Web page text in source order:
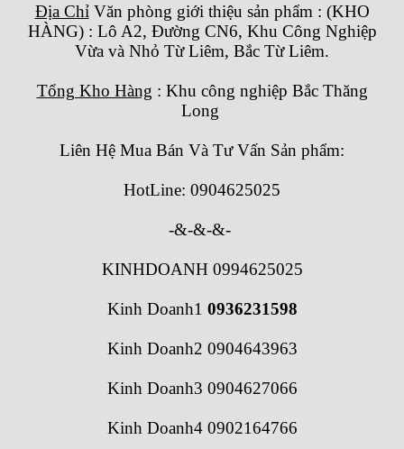
Địa ChỉVăn phòng giới thiệu sản phẩm : (KHO
HÀNG) : Lô A2, Đường CN6, Khu Công Nghiệp
Vừa và Nhỏ Từ Liêm, Bắc Từ Liêm.
Tổng Kho Hàng : Khu công nghiệp Bắc Thăng
Long
Liên Hệ Mua Bán Và Tư Vấn Sản phẩm:
HotLine: 0904625025
-&-&-&-
KINHDOANH 0994625025
Kinh Doanh1 0936231598
Kinh Doanh2 0904643963
Kinh Doanh3 0904627066
Kinh Doanh4 0902164766